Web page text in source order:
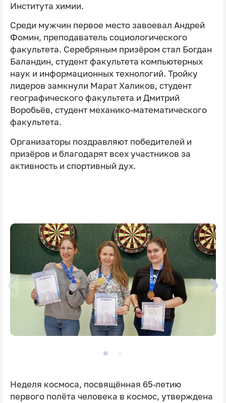
Института химии.
Среди мужчин первое место завоевал Андрей
Фомин, преподаватель социологического
факультета. Серебряным призёром стал Богдан
Баландин, студент факультета компьютерных
наук и информационных технологий. Тройку
лидеров замкнули Марат Халиков, студент
географического факультета и Дмитрий
Воробьёв, студент механико-математического
факультета.
Организаторы поздравляют победителей и
призёров и благодарят всех участников за
активность и спортивный дух.
Неделя космоса, посвящённая 65-летию
первого полёта человека в космос, утверждена